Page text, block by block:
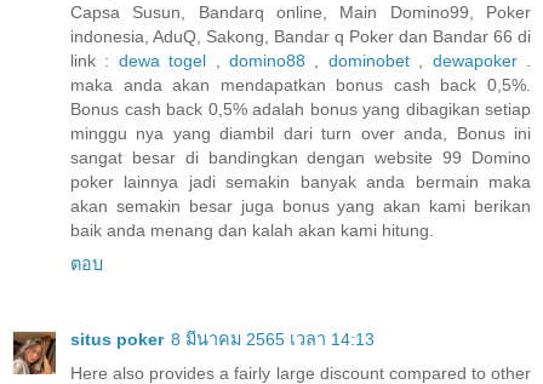
Capsa Susun, Bandarq online, Main Domino99, Poker
indonesia, AduQ, Sakong, Bandar q Poker dan Bandar 66 di
link : dewa togel ,domino88 dominobet, dewapoker.
maka anda akan mendapatkan bonus cash back 0,5%.
Bonus cash back 0,5% adalah bonus yang dibagikan setiap
minggu nya yang diambil dari turn over anda, Bonus ini
sangat besar di bandingkan dengan website 99 Domino
poker lainnya jadi semakin banyak anda bermain maka
akan semakin besar juga bonus yang akan kami berikan
baik anda menang dan kalah akan kami hitung.
ตอบ
situs poker 8 มีนาคม 2565 เวลา 14:13
Here also provides a fairly large discount compared to other